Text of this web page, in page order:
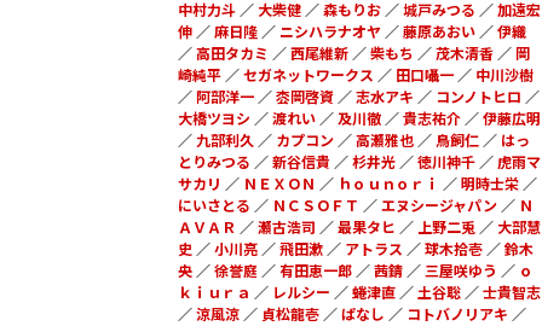
中村力斗／ 大柴健／ 森もりお／ 城戸みつる ／ 加遠宏
伸／ 麻日隆／ ニシハラナオヤ／ 藤原あおい／ 伊織
／ 高田タカミ ／ 西尾維新／ 柴もち ／ 茂木清香／ 岡
崎純平／ セガネットワークス ／ 田口囁一／ 中川沙樹
／ 阿部洋一／ 枩岡啓資／ 志水アキ ／ コンノトヒロ ／
大橋ツヨシ ／ 渡れい／ 及川徹／ 貴志祐介／ 伊藤広明
／ 九部利久／ カプコン／ 高瀬雅也／ 鳥飼仁／ はっ
とりみつる ／ 新谷信貴／ 杉井光／ 徳川神千／ 虎雨マ
サカリ ／ ＮＥＸＯＮ ／ ｈｏｕｎｏｒｉ ／ 明時士栄／
にいさとる ／ ＮＣＳＯＦＴ ／ エヌシージャパン／ Ｎ
ＡＶＡＲ ／ 瀬古浩司 ／ 最果タヒ ／ 上野二兎／ 大部慧
史／ 小川亮／ 飛田漱／ アトラス ／ 球木拾壱／ 鈴木
央／ 徐誉庭 ／ 有田恵一郎／ 茜錆／ 三屋咲ゆう ／ ｏ
ｋｉｕｒａ ／ レルシー ／ 蜷津直／ 土谷聡／ 士貴智志
／ 涼風涼／ 貞松龍壱／ ぱなし ／ コトバノリアキ ／